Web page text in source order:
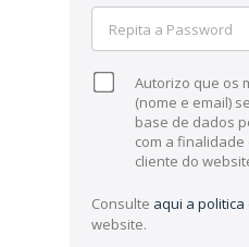
Autorizo que os
(nome e email)
base de dados
com a
cliente do
Consulte aqui a
website.